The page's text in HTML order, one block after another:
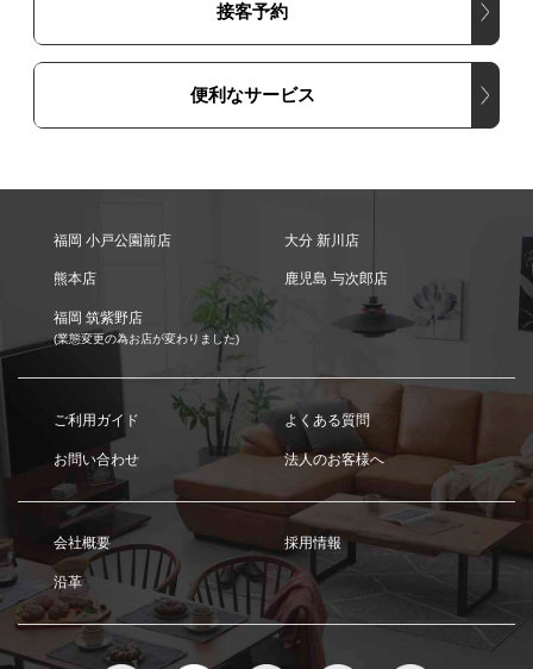
接客予約
便利なサービス
福岡 小戸公園前店 大分 新川店
熊本店 鹿児島 与次郎店
福岡 筑紫野店
(業態変更の為お店が変わりました)
ご利用ガイド よくある質問
お問い合わせ 法人のお客様へ
会社概要 採用情報
沿革